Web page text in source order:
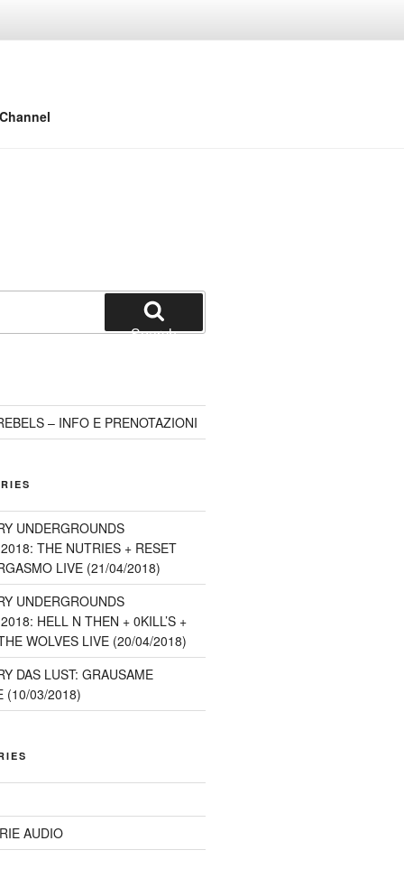
Search
– INFO E PRENOTAZIONI
UNDERGROUNDS
THE NUTRIES + RESET
LIVE (21/04/2018)
UNDERGROUNDS
HELL N THEN + 0KILL’S +
WOLVES LIVE (20/04/2018)
DAS LUST: GRAUSAME
(10/03/2018)
AUDIO